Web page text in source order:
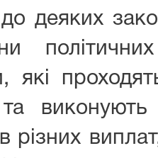
деяких
політичних
які
різних